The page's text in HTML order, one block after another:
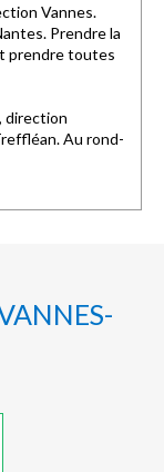
Vannes.
Prendre la
prendre toutes
direction
Au rond-